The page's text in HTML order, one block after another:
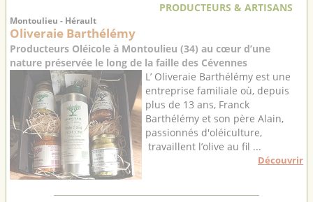
PRODUCTEURS & ARTISANS
Montoulieu - Hérault
Oliveraie Barthélémy
Producteurs Oléicole à Montoulieu (34) au cœur d’une
nature préservée le long de la faille des Cévennes
L’ Oliveraie Barthélémy est une
entreprise familiale où, depuis
plus de 13 ans, Franck
Barthélémy et son père Alain,
passionnés d'oléiculture,
travaillent l’olive au fil ...
Découvrir